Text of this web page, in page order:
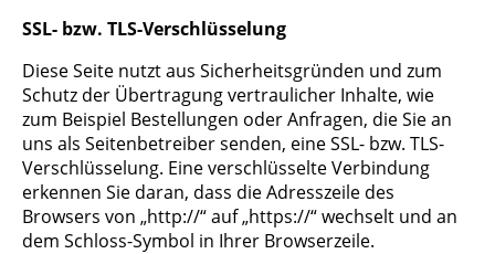
SSL- bzw. TLS-Verschlüsselung
Diese Seite nutzt aus Sicherheitsgründen und zum
Schutz der Übertragung vertraulicher Inhalte, wie
zum Beispiel Bestellungen oder Anfragen, die Sie an
uns als Seitenbetreiber senden, eine SSL- bzw. TLS-
Verschlüsselung. Eine verschlüsselte Verbindung
erkennen Sie daran, dass die Adresszeile des
Browsers von „http://“ auf „https://“ wechselt und an
dem Schloss-Symbol in Ihrer Browserzeile.